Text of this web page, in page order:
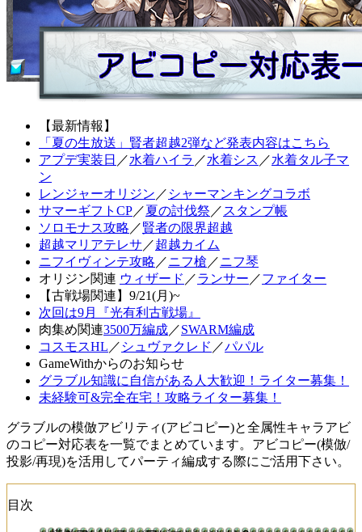
【最新情報】
「夏の生放送」賢者超越2弾など発表内容はこちら
アプデ実装日 ／水着ハイラ ／水着シス ／水着タル子マ
ン
レンジャーオリジン ／ シャーマンキングコラボ
サマーギフトCP／夏の討伐祭 ／ スタンプ帳
ソロモナス攻略 ／賢者の限界超越
超越マリアテレサ ／超越カイム
ニフイヴィンテ攻略 ／ニフ槍 ／ニフ琴
オリジン関連 ウィザード ／ランサー ／ファイター
【古戦場関連】9/21(月)~
次回は9月『光有利古戦場』
肉集め関連3500万編成／SWARM編成
コスモスHL ／ シュヴァクレド ／パパル
GameWithからのお知らせ
グラブル知識に自信がある人大歓迎！ライター募集！
未経験可&完全在宅！攻略ライター募集！
グラブルの模倣アビリティ(アビコピー)と全属性キャラアビ
のコピー対応表を一覧でまとめています。アビコピー(模倣/
投影/再現)を活用してパーティ編成する際にご活用下さい。
目次